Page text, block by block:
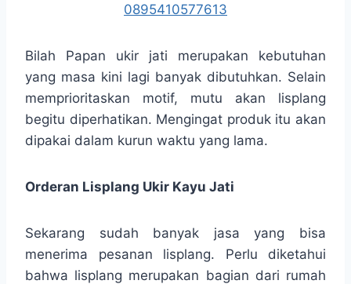
0895410577613
Bilah Papan ukir jati merupakan kebutuhan
yang masa kini lagi banyak dibutuhkan. Selain
memprioritaskan motif, mutu akan lisplang
begitu diperhatikan. Mengingat produk itu akan
dipakai dalam kurun waktu yang lama.
Orderan Lisplang Ukir Kayu Jati
Sekarang sudah banyak jasa yang bisa
menerima pesanan lisplang. Perlu diketahui
bahwa lisplang merupakan bagian dari rumah